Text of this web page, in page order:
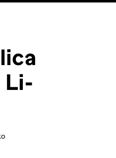
Li-